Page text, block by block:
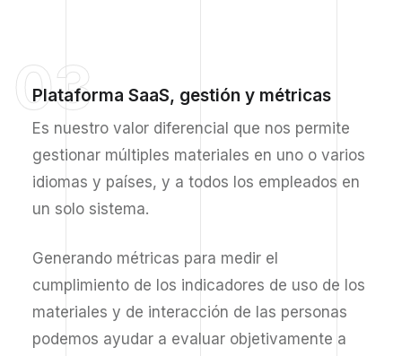
03
Plataforma SaaS, gestión y métricas
Es nuestro valor diferencial que nos permite
gestionar múltiples materiales en uno o varios
idiomas y países, y a todos los empleados en
un solo sistema.
Generando métricas para medir el
cumplimiento de los indicadores de uso de los
materiales y de interacción de las personas
podemos ayudar a evaluar objetivamente a